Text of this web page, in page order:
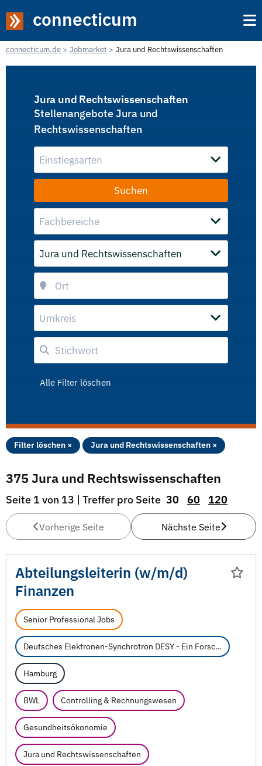
connecticum
connecticum.de Jobmarket Jura und Rechtswissenschaften
Jura und Rechtswissenschaften
Stellenangebote Jura und
Rechtswissenschaften
Einstiegsarten
Fachbereiche
Jura und Rechtswissenschaften
Umkreis
Alle Filter löschen
Filter löschen × Jura und Rechtswissenschaften ×
375 Jura und Rechtswissenschaften
Seite 1 von 13 | Treffer pro Seite 30 60 120
Vorherige Seite Nächste Seite
Abteilungsleiterin (w/m/d)
Finanzen
Senior Professional Jobs
Deutsches Elektronen-Synchrotron DESY - Ein Forschungszentrum der Helmholtz-Gemeinschaft
Hamburg
BWL Controlling & Rechnungswesen
Gesundheitsökonomie
Jura und Rechtswissenschaften